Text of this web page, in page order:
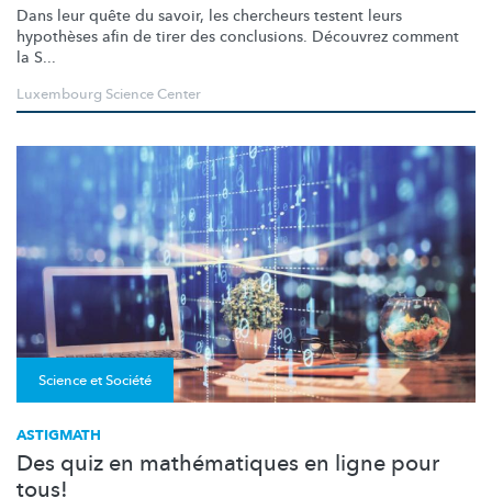
Dans leur quête du savoir, les chercheurs testent leurs
hypothèses afin de tirer des conclusions. Découvrez comment
la S...
Luxembourg Science Center
Science et Société
ASTIGMATH
Des quiz en mathématiques en ligne pour
tous!